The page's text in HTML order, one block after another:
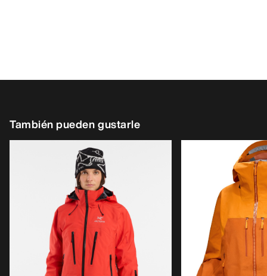
También pueden gustarle